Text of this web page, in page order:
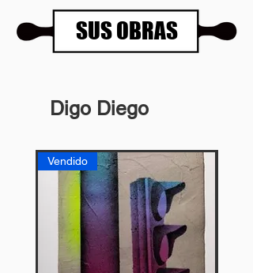
SUS OBRAS
Digo Diego
Vendido